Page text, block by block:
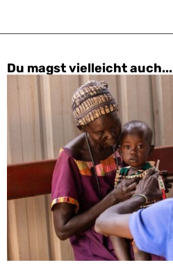
Du magst vielleicht auch...